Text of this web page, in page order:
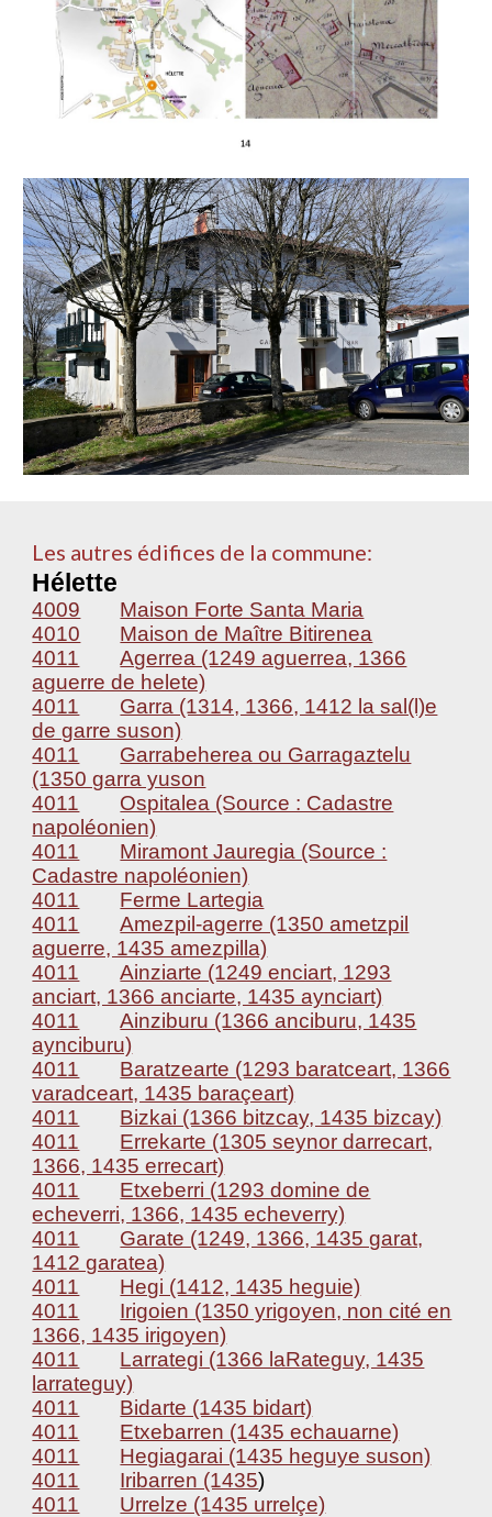
Les autres édifices de la commune:
Hélette
4009
Maison Forte Santa Maria
4010
Maison de Maître Bitirenea
4011
Agerrea (1249 aguerrea, 1366
aguerre de helete)
4011
Garra (1314, 1366, 1412 la sal(l)e
de garre suson)
4011
Garrabeherea ou Garragaztelu
(1350 garra yuson
4011
Ospitalea (Source : Cadastre
napoléonien)
4011
Miramont Jauregia (Source :
Cadastre napoléonien)
4011
Ferme Lartegia
4011
Amezpil-agerre (1350 ametzpil
aguerre, 1435 amezpilla)
4011
Ainziarte (1249 enciart, 1293
anciart, 1366 anciarte, 1435 aynciart)
4011
Ainziburu (1366 anciburu, 1435
aynciburu)
4011
Baratzearte (1293 baratceart, 1366
varadceart, 1435 baraçeart)
4011
Bizkai (1366 bitzcay, 1435 bizcay)
4011
Errekarte (1305 seynor darrecart,
1366, 1435 errecart)
4011
Etxeberri (1293 domine de
echeverri, 1366, 1435 echeverry)
4011
Garate (1249, 1366, 1435 garat,
1412 garatea)
4011
Hegi (1412, 1435 heguie)
4011
Irigoien (1350 yrigoyen, non cité en
1366, 1435 irigoyen)
4011
Larrategi (1366 laRateguy, 1435
larrateguy)
4011
Bidarte (1435 bidart)
4011
Etxebarren (1435 echauarne)
4011
Hegiagarai (1435 heguye suson)
4011
Iribarren (1435)
4011
Urrelze (1435 urrelçe)